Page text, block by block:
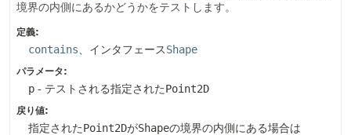
境界の内側にあるかどうかをテストします。
定義:
contains 、インタフェースShape
パラメータ:
p - テストされる指定されたPoint2D
戻り値:
指定されたPoint2DがShapeの境界の内側にある場合は